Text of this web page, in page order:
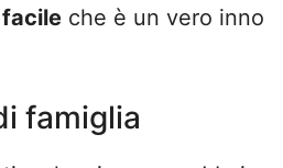
che è un vero inno
famiglia